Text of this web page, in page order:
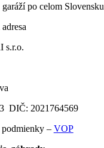
po celom Slovensku
s.r.o.
DIČ: 2021764569
podmienky – VOP